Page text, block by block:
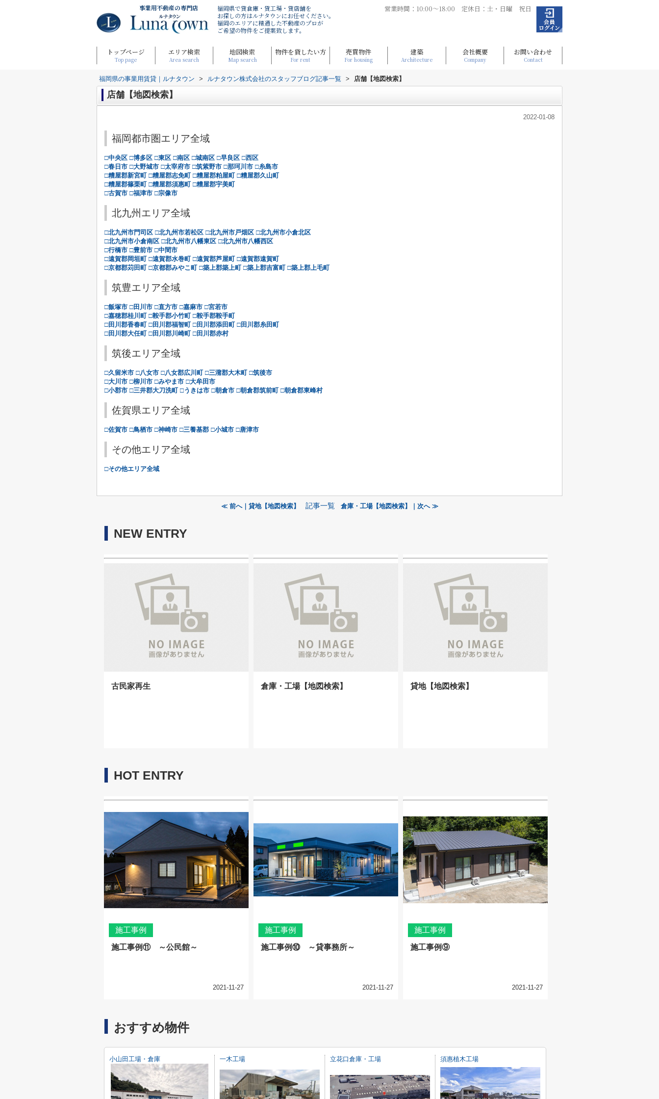
事業用不動産の専門店
福岡県で貸倉庫・貸工場・貸店舗を
お探しの方はルナタウンにお任せください。
福岡のエリアに精通した不動産のプロが
ご希望の物件をご提案致します。
営業時間：10:00～18:00 定休日：土・日曜 祝日
トップページ
Top page
エリア検索
Area search
地図検索
Map search
物件を貸したい方
For rent
売買物件
For housing
建築
Architecture
会社概要
Company
お問い合わせ
Contact
福岡県の事業用賃貸｜ルナタウン > ルナタウン株式会社のスタッフブログ記事一覧 > 店舗【地図検索】
店舗【地図検索】
2022-01-08
福岡都市圏エリア全域
□中央区 □博多区 □東区 □南区 □城南区 □早良区 □西区
□春日市 □大野城市 □太宰府市 □筑紫野市 □那珂川市 □糸島市
□糟屋郡新宮町 □糟屋郡志免町 □糟屋郡粕屋町 □糟屋郡久山町
□糟屋郡篠栗町 □糟屋郡須惠町 □糟屋郡宇美町
□古賀市 □福津市 □宗像市
北九州エリア全域
□北九州市門司区 □北九州市若松区 □北九州市戸畑区 □北九州市小倉北区
□北九州市小倉南区 □北九州市八幡東区 □北九州市八幡西区
□行橋市 □豊前市 □中間市
□遠賀郡岡垣町 □遠賀郡水巻町 □遠賀郡芦屋町 □遠賀郡遠賀町
□京都郡苅田町 □京都郡みやこ町 □築上郡築上町 □築上郡吉富町 □築上郡上毛町
筑豊エリア全域
□飯塚市 □田川市 □直方市 □嘉麻市 □宮若市
□嘉穂郡桂川町 □鞍手郡小竹町 □鞍手郡鞍手町
□田川郡香春町 □田川郡福智町 □田川郡添田町 □田川郡糸田町
□田川郡大任町 □田川郡川崎町 □田川郡赤村
筑後エリア全域
□久留米市 □八女市 □八女郡広川町 □三潴郡大木町 □筑後市
□大川市 □柳川市 □みやま市 □大牟田市
□小郡市 □三井郡大刀洗町 □うきは市 □朝倉市 □朝倉郡筑前町 □朝倉郡東峰村
佐賀県エリア全域
□佐賀市 □鳥栖市 □神崎市 □三養基郡 □小城市 □唐津市
その他エリア全域
□その他エリア全域
≪ 前へ｜貸地【地図検索】 記事一覧 倉庫・工場【地図検索】｜次へ ≫
NEW ENTRY
古民家再生 倉庫・工場【地図検索】 貸地【地図検索】
HOT ENTRY
施工事例
施工事例⑪ ～公民館～
2021-11-27
施工事例
施工事例⑩ ～貸事務所～
2021-11-27
施工事例
施工事例⑨
2021-11-27
おすすめ物件
小山田工場・倉庫 一木工場 立花口倉庫・工場 須惠植木工場